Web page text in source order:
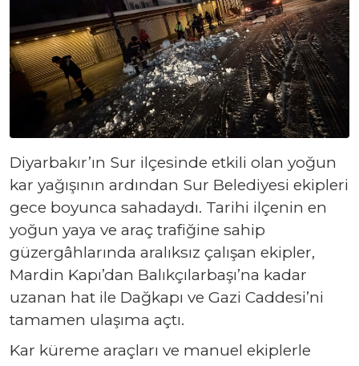
Diyarbakır’ın Sur ilçesinde etkili olan yoğun
kar yağışının ardından Sur Belediyesi ekipleri
gece boyunca sahadaydı. Tarihi ilçenin en
yoğun yaya ve araç trafiğine sahip
güzergâhlarında aralıksız çalışan ekipler,
Mardin Kapı’dan Balıkçılarbaşı’na kadar
uzanan hat ile Dağkapı ve Gazi Caddesi’ni
tamamen ulaşıma açtı.
Kar küreme araçları ve manuel ekiplerle